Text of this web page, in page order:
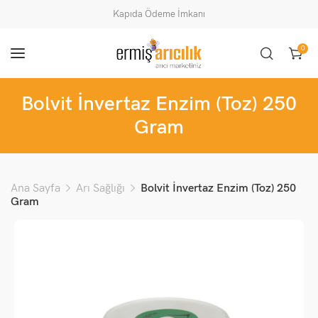
Kapıda Ödeme İmkanı
0
Bolvit İnvertaz Enzim (Toz) 250
Gram
Ana Sayfa Arı Sağlığı
Bolvit İnvertaz Enzim (Toz) 250
Gram